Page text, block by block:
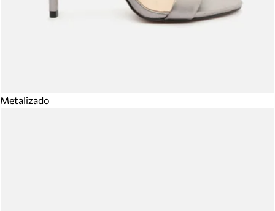
Metalizado